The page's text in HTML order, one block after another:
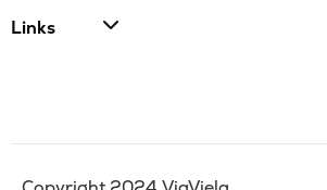
Links